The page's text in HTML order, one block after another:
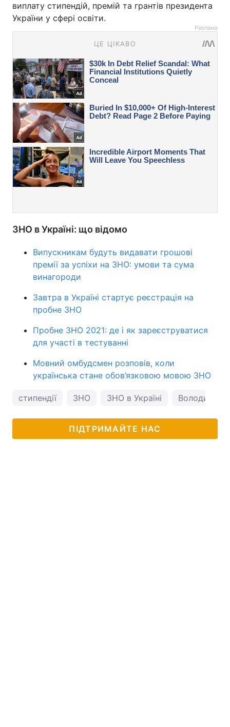
виплату стипендій, премій та грантів президента
України у сфері освіти.
Реклама
ЗНО в Україні: що відомо
Випускникам будуть видавати грошові
премії за успіхи на ЗНО: умови та сума
винагороди
Завтра в Україні стартує реєстрація на
пробне ЗНО
Пробне ЗНО 2021: де і як зареєструватися
для участі в тестуванні
Мовний омбудсмен розповів, коли
українська стане обов’язковою мовою ЗНО
стипендії ЗНО ЗНО в Україні Володимир
ПІДТРИМАЙТЕ НАС